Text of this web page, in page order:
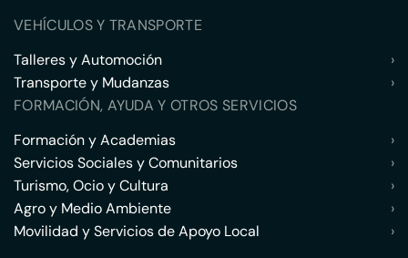
VEHÍCULOS Y TRANSPORTE
Talleres y Automoción
›
Transporte y Mudanzas
›
FORMACIÓN, AYUDA Y OTROS SERVICIOS
Formación y Academias
›
Servicios Sociales y Comunitarios
›
Turismo, Ocio y Cultura
›
Agro y Medio Ambiente
›
Movilidad y Servicios de Apoyo Local
›